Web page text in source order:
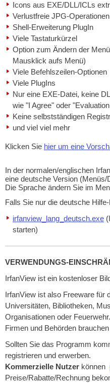
Icons aus EXE/DLL/ICLs
Verlustfreie JPG-Operationen
Shell-Erweiterung PlugIn
Viele Tastaturkürzel
Option zum Ändern der
Mausklick aufs Menü)
Viele Befehlszeilen-Optionen
Viele PlugIns
Nur eine EXE-Datei, keine
wie "I Agree" oder
Keine selbstständigen
und viel viel mehr
Klicken Sie hier um eine
In der normalen/englischen
eine deutsche Version (Menüs/
Die Sprache ändern Sie im
Falls Sie nur die deutsche
irfanview_lang_deutsch.exe
starten)
VERWENDUNGS-
IrfanView ist ein kostenloser
IrfanView ist also Freeware für
Universitäten, Bibliotheken,
Organisationen oder Feuerwehr.
Firmen und Behörden
Sollten Sie das Programm
registrieren und erwerben.
Kommerzielle Nutzer können
Preise/Rabatte/Rechnung